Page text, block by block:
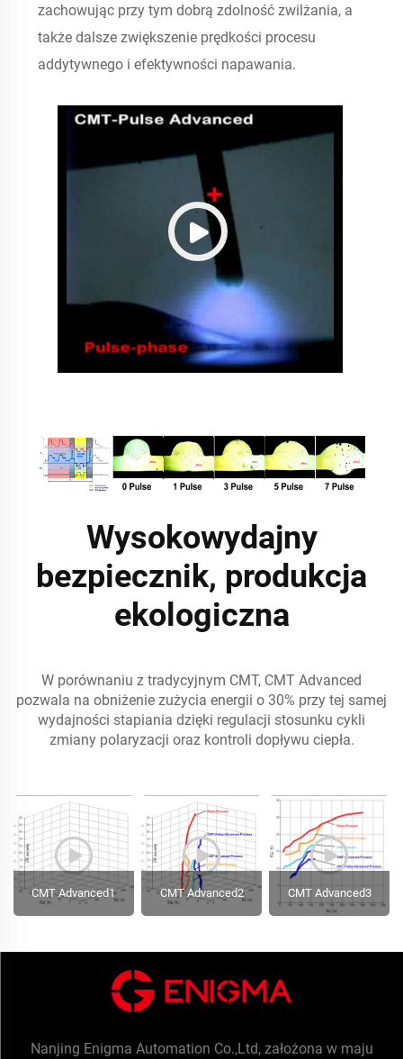
zachowując przy tym dobrą zdolność zwilżania, a
także dalsze zwiększenie prędkości procesu
addytywnego i efektywności napawania.
Wysokowydajny
bezpiecznik, produkcja
ekologiczna
W porównaniu z tradycyjnym CMT, CMT Advanced
pozwala na obniżenie zużycia energii o 30% przy tej samej
wydajności stapiania dzięki regulacji stosunku cykli
zmiany polaryzacji oraz kontroli dopływu ciepła.
CMT Advanced1 CMT Advanced2 CMT Advanced3
Nanjing Enigma Automation Co.,Ltd, założona w maju